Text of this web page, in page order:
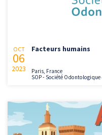
OCT
06
2023
Facteurs humains
Paris, France
SOP - Société Odontologique